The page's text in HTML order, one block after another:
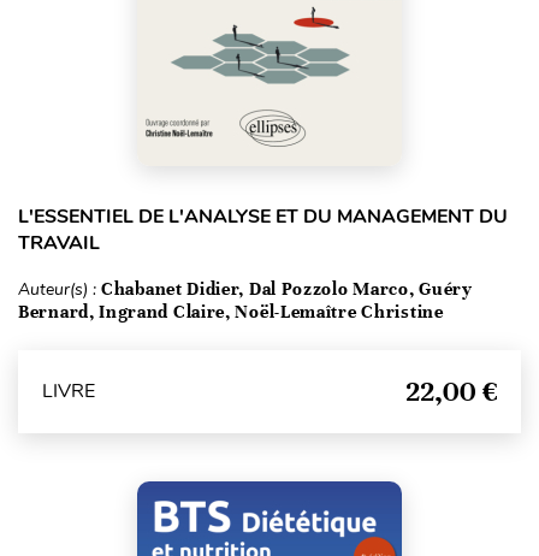
L'ESSENTIEL DE L'ANALYSE ET DU MANAGEMENT DU
TRAVAIL
Auteur(s) : Chabanet Didier, Dal Pozzolo Marco, Guéry
Bernard, Ingrand Claire, Noël-Lemaître Christine
LIVRE 22,00 €